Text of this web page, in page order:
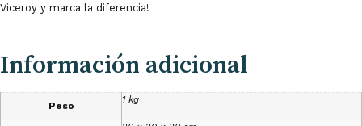
Viceroy y marca la diferencia!
Información adicional
Peso
1 kg